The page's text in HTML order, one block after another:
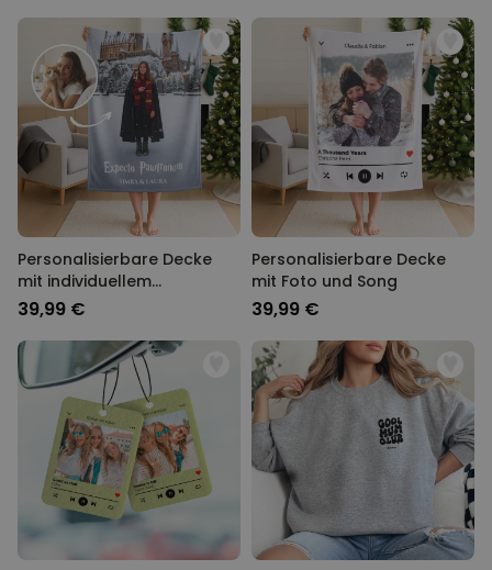
Personalisierbare Decke
mit individuellem
Zauberdesign
39,99 €
Personalisierbare Decke
mit Foto und Song
39,99 €